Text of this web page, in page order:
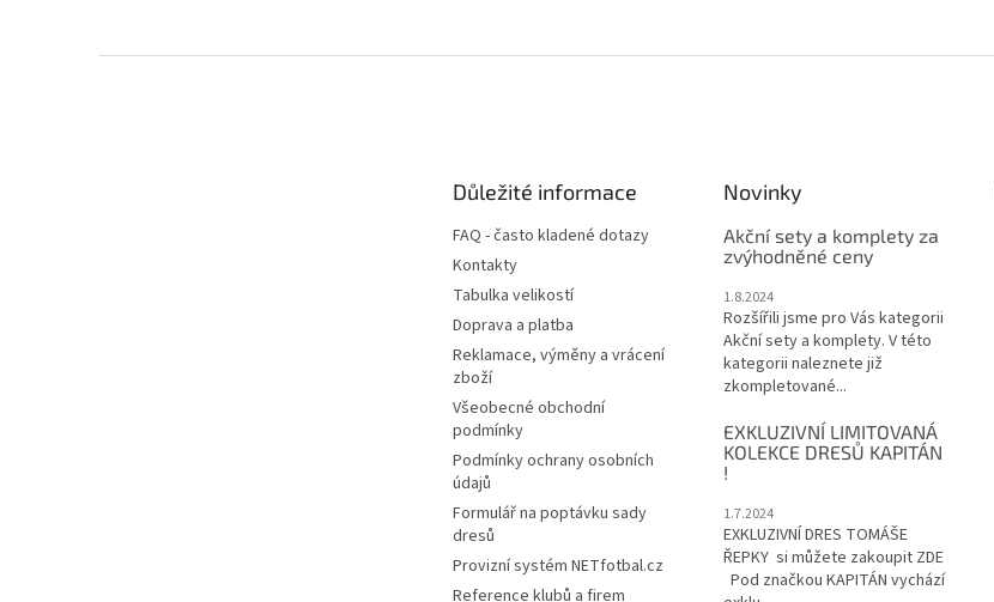
Důležité informace
FAQ - často kladené dotazy
Kontakty
Tabulka velikostí
Doprava a platba
Reklamace, výměny a vrácení
zboží
Všeobecné obchodní
podmínky
Podmínky ochrany osobních
údajů
Formulář na poptávku sady
dresů
Provizní systém NETfotbal.cz
Reference klubů a firem
Novinky
Akční sety a komplety za
zvýhodněné ceny
1.8.2024
Rozšířili jsme pro Vás kategorii
Akční sety a komplety. V této
kategorii naleznete již
zkompletované...
EXKLUZIVNÍ LIMITOVANÁ
KOLEKCE DRESŮ KAPITÁN
!
1.7.2024
EXKLUZIVNÍ DRES TOMÁŠE
ŘEPKY si můžete zakoupit ZDE
Pod značkou KAPITÁN vychází